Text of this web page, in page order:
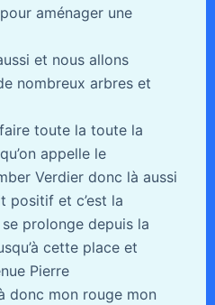
aménager une
et nous allons
nombreux arbres et
toute la toute la
appelle le
Verdier donc là aussi
positif et c’est la
prolonge depuis la
cette place et
Pierre
donc mon rouge mon